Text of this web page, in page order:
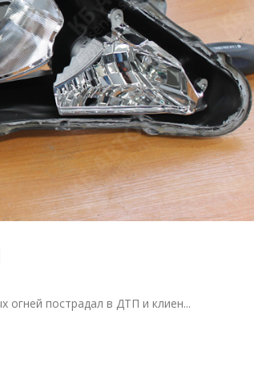
огней пострадал в ДТП и клиен...